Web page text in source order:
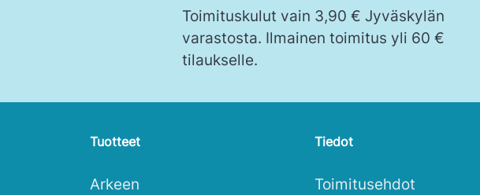
Toimituskulut vain 3,90 € Jyväskylän
varastosta. Ilmainen toimitus yli 60 €
tilaukselle.
Tuotteet
Arkeen
Tiedot
Toimitusehdot